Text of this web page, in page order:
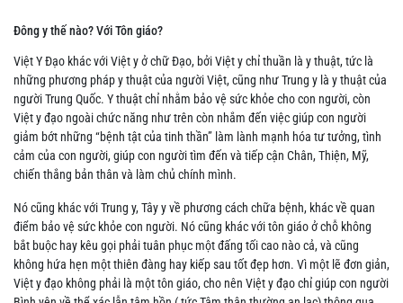
Đông y thế nào? Với Tôn giáo?
Việt Y Đạo khác với Việt y ở chữ Đạo, bởi Việt y chỉ thuần là y thuật, tức là
những phương pháp y thuật của người Việt, cũng như Trung y là y thuật của
người Trung Quốc. Y thuật chỉ nhằm bảo vệ sức khỏe cho con người, còn
Việt y đạo ngoài chức năng như trên còn nhắm đến việc giúp con người
giảm bớt những “bệnh tật của tinh thần” làm lành mạnh hóa tư tưởng, tình
cảm của con người, giúp con người tìm đến và tiếp cận Chân, Thiện, Mỹ,
chiến thắng bản thân và làm chủ chính mình.
Nó cũng khác với Trung y, Tây y về phương cách chữa bệnh, khác về quan
điểm bảo vệ sức khỏe con người. Nó cũng khác với tôn giáo ở chỗ không
bắt buộc hay kêu gọi phải tuân phục một đấng tối cao nào cả, và cũng
không hứa hẹn một thiên đàng hay kiếp sau tốt đẹp hơn. Vì một lẽ đơn giản,
Việt y đạo không phải là một tôn giáo, cho nên Việt y đạo chỉ giúp con người